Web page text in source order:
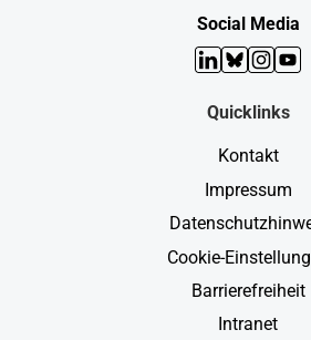
Social Media
LinkedIn
Bluesky
Quicklinks
Kontakt
Impressum
Cookie-
Barrierefreiheit
Intranet